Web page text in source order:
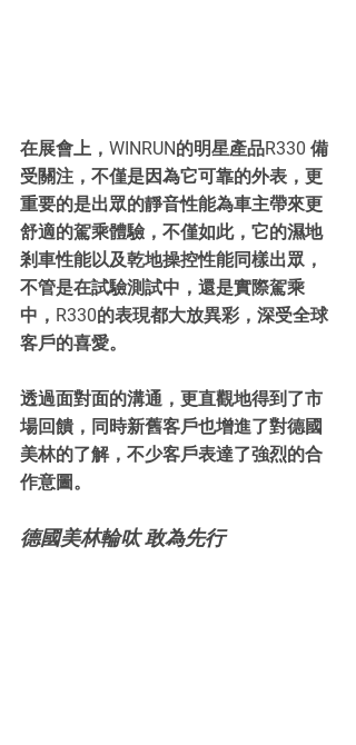
在展會上，WINRUN的明星產品R330 備
受關注，不僅是因為它可靠的外表，更
重要的是出眾的靜音性能為車主帶來更
舒適的駕乘體驗，不僅如此，它的濕地
剎車性能以及乾地操控性能同樣出眾，
不管是在試驗測試中，還是實際駕乘
中，R330的表現都大放異彩，深受全球
客戶的喜愛。
透過面對面的溝通，更直觀地得到了市
場回饋，同時新舊客戶也增進了對德國
美林的了解，不少客戶表達了強烈的合
作意圖。
德國美林輪呔 敢為先行